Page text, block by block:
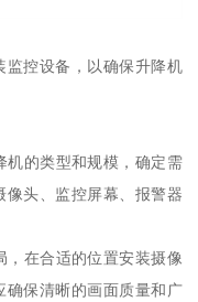
监控设备，以确保升降机
机的类型和规模，确定需
像头、监控屏幕、报警器
，在合适的位置安装摄像
确保清晰的画面质量和广